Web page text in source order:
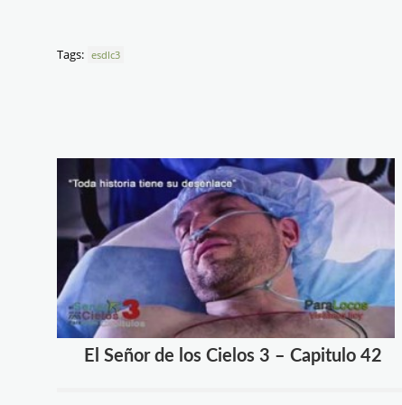
Tags: esdlc3
El Señor de los Cielos 3 – Capitulo 42